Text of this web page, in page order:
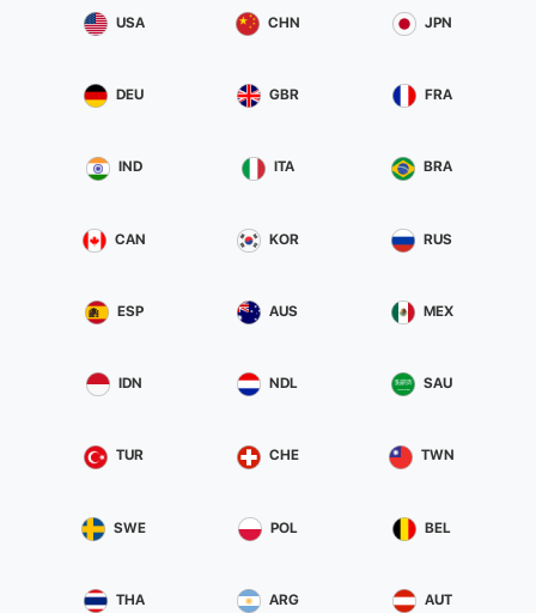
USA CHN JPN
DEU GBR FRA
IND ITA BRA
CAN KOR RUS
ESP AUS MEX
IDN NDL SAU
TUR CHE TWN
SWE POL BEL
THA ARG AUT